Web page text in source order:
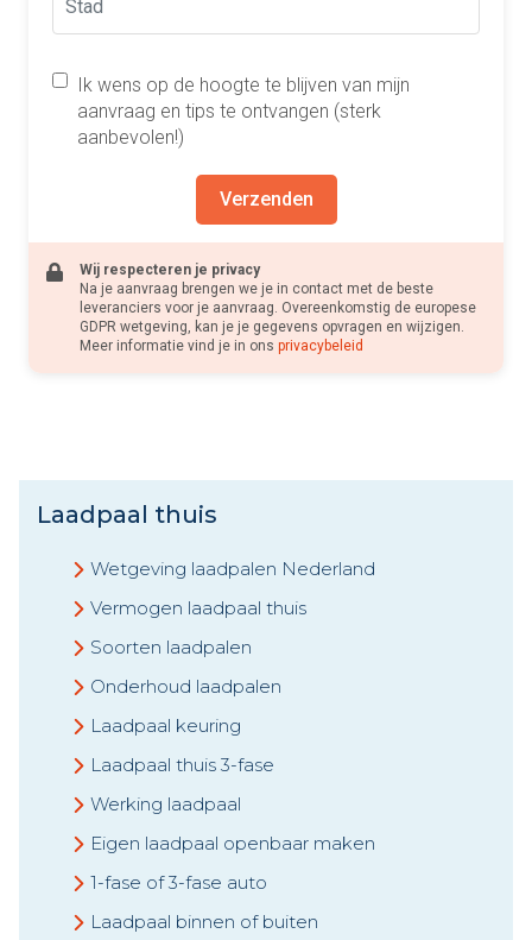
Ik wens op de hoogte te blijven van mijn
aanvraag en tips te ontvangen (sterk
aanbevolen!)
Verzenden
Wij respecteren je privacy
Na je aanvraag brengen we je in contact met de beste
leveranciers voor je aanvraag. Overeenkomstig de europese
GDPR wetgeving, kan je je gegevens opvragen en wijzigen.
Meer informatie vind je in ons privacybeleid
Laadpaal thuis
Wetgeving laadpalen Nederland
Vermogen laadpaal thuis
Soorten laadpalen
Onderhoud laadpalen
Laadpaal keuring
Laadpaal thuis 3-fase
Werking laadpaal
Eigen laadpaal openbaar maken
1-fase of 3-fase auto
Laadpaal binnen of buiten